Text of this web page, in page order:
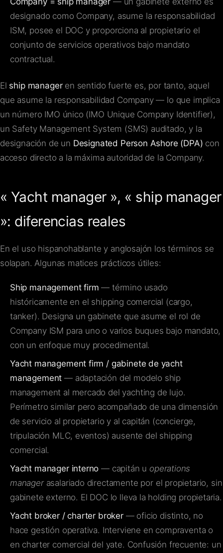
designado como Company, asume la responsabilidad
ISM, posee el DOC y proporciona al propietario el
conjunto de servicios operativos bajo mandato
contractual.
El ship manageren sentido fuerte es, por tanto, aquel
que asume la responsabilidad Company — lo que implica
un número IMO único (IMO Unique Company Identifier),
un Safety Management System (SMS) auditado, y la
designación de un Designated Person Ashore (DPA) con
acceso directo a la máxima autoridad de la Company.
« Yacht manager », « ship manager
»: diferencias reales
En el uso hispanohablante y anglosajón los términos se
solapan. Algunas matices prácticos útiles:
Ship management firm — término usado
históricamente en el shipping comercial (cargo,
tanker). Designa un gabinete que asume el rol de
Company ISM para uno o varios buques bajo mandato,
con un enfoque muy procedimental.
Yacht management firm / gabinete de yacht
management — adaptación del modelo ship
management al mercado del yachting de lujo.
Perímetro similar pero acompañado de una dimensión
de servicio al propietario y al capitán (concierge,
tripulación MLC, eventos) ausente del shipping
comercial.
Yacht manager interno — capitán u operations
managerasalariado directamente por el propietario, sin
gabinete externo. El DOC lo lleva la holding propietaria.
Yacht broker / charter broker— oficio distinto, no
hace gestión operativa. Interviene en compraventa o
en charter comercial del yate. Confusión frecuente: un